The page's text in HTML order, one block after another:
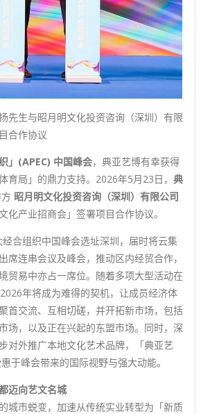
先生与昭月明文化投资咨询（深圳）有限
合作协议
」(APEC) 中国峰会，典亚艺博有幸获得
育局」的鼎力支持。2026年5月23日，典
昭月明文化投资咨询（深圳）有限公司
化产业招商会」签署项目合作协议。
合组织中国峰会选址深圳，届时将云集
席连串会议及峰会，推动区内经贸合作，
贸易中亦占一席位。随着多项大型活动在
年将成为难得的契机，让成员经济体
首交流、互相切磋，并开拓新市场，包括
场，以及正在兴起的东盟市场。同时，深
对外推广本地文化艺术品牌，「典亚艺
于峰会带来的国际视野与强大动能。
迈向艺文名城
城市蜕变，加速从传统实业转型为「新质